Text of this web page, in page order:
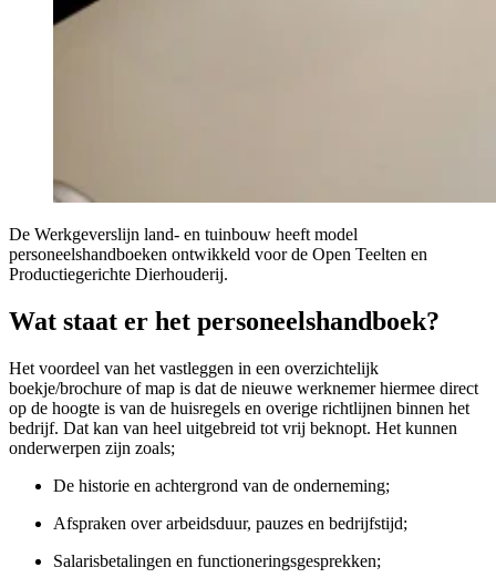
De Werkgeverslijn land- en tuinbouw heeft model
personeelshandboeken ontwikkeld voor de Open Teelten en
Productiegerichte Dierhouderij.
Wat staat er het personeelshandboek?
Het voordeel van het vastleggen in een overzichtelijk
boekje/brochure of map is dat de nieuwe werknemer hiermee direct
op de hoogte is van de huisregels en overige richtlijnen binnen het
bedrijf. Dat kan van heel uitgebreid tot vrij beknopt. Het kunnen
onderwerpen zijn zoals;
De historie en achtergrond van de onderneming;
Afspraken over arbeidsduur, pauzes en bedrijfstijd;
Salarisbetalingen en functioneringsgesprekken;